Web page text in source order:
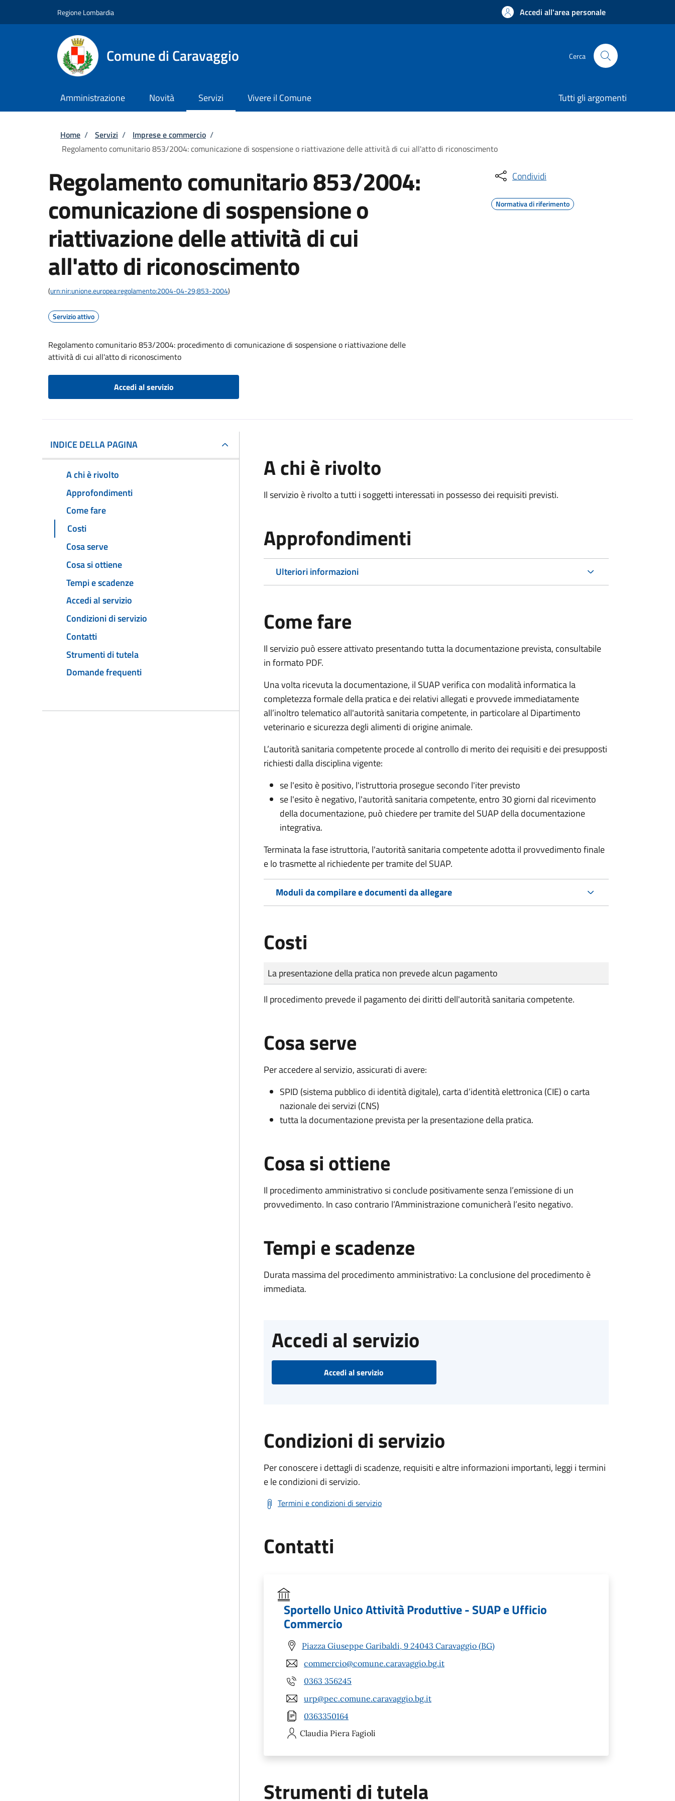
Regione Lombardia Accedi all'area personale
Comune di Caravaggio Cerca
Amministrazione Novità Servizi Vivere il Comune Tutti gli argomenti
Briciole di pane
Home / Servizi / Imprese e commercio /
Regolamento comunitario 853/2004: comunicazione di sospensione o riattivazione delle attività di cui all'atto di riconoscimento
Regolamento comunitario 853/2004:
comunicazione di sospensione o
riattivazione delle attività di cui
all'atto di riconoscimento
(urn:nir:unione.europea:regolamento:2004-04-29;853-2004)
Servizio attivo
Regolamento comunitario 853/2004: procedimento di comunicazione di sospensione o riattivazione delle
attività di cui all'atto di riconoscimento
Accedi al servizio
Condividi
Normativa di riferimento
INDICE DELLA PAGINA
A chi è rivolto
Approfondimenti
Come fare
Costi
Cosa serve
Cosa si ottiene
Tempi e scadenze
Accedi al servizio
Condizioni di servizio
Contatti
Strumenti di tutela
Domande frequenti
A chi è rivolto
Il servizio è rivolto a tutti i soggetti interessati in possesso dei requisiti previsti.
Approfondimenti
Ulteriori informazioni
Come fare
Il servizio può essere attivato presentando tutta la documentazione prevista, consultabile
in formato PDF.
Una volta ricevuta la documentazione, il SUAP verifica con modalità informatica la
completezza formale della pratica e dei relativi allegati e provvede immediatamente
all’inoltro telematico all'autorità sanitaria competente, in particolare al Dipartimento
veterinario e sicurezza degli alimenti di origine animale.
L’autorità sanitaria competente procede al controllo di merito dei requisiti e dei presupposti
richiesti dalla disciplina vigente:
se l'esito è positivo, l'istruttoria prosegue secondo l'iter previsto
se l'esito è negativo, l'autorità sanitaria competente, entro 30 giorni dal ricevimento
della documentazione, può chiedere per tramite del SUAP della documentazione
integrativa.
Terminata la fase istruttoria, l'autorità sanitaria competente adotta il provvedimento finale
e lo trasmette al richiedente per tramite del SUAP.
Moduli da compilare e documenti da allegare
Costi
Tipo di pagamento
Importo
La presentazione della pratica non prevede alcun pagamento
Il procedimento prevede il pagamento dei diritti dell'autorità sanitaria competente.
Cosa serve
Per accedere al servizio, assicurati di avere:
SPID (sistema pubblico di identità digitale), carta d’identità elettronica (CIE) o carta
nazionale dei servizi (CNS)
tutta la documentazione prevista per la presentazione della pratica.
Cosa si ottiene
Il procedimento amministrativo si conclude positivamente senza l’emissione di un
provvedimento. In caso contrario l’Amministrazione comunicherà l’esito negativo.
Tempi e scadenze
Durata massima del procedimento amministrativo: La conclusione del procedimento è
immediata.
Accedi al servizio
Accedi al servizio
Condizioni di servizio
Per conoscere i dettagli di scadenze, requisiti e altre informazioni importanti, leggi i termini
e le condizioni di servizio.
Termini e condizioni di servizio
Contatti
Sportello Unico Attività Produttive - SUAP e Ufficio
Commercio
Piazza Giuseppe Garibaldi, 9 24043 Caravaggio (BG)
commercio@comune.caravaggio.bg.it
0363 356245
urp@pec.comune.caravaggio.bg.it
0363350164
Claudia Piera Fagioli
Strumenti di tutela